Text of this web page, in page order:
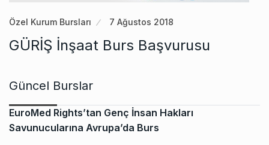
Özel Kurum Bursları 7 Ağustos 2018
GÜRİŞ İnşaat Burs Başvurusu
Güncel Burslar
EuroMed Rights’tan Genç İnsan Hakları
Savunucularına Avrupa’da Burs